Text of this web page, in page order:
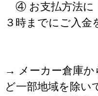
④ お支払方法に
３時までにご入
→ メーカー倉庫か
ど一部地域を除い